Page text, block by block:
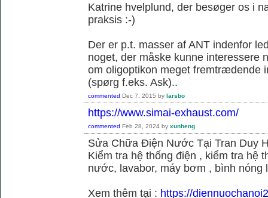
Katrine hvelplund, der besøger os i
praksis :-)
Der er p.t. masser af ANT indenfor
noget, der måske kunne interessere
om oligoptikon meget fremtrædende
(spørg f.eks. Ask)..
commented Dec 7, 2015 by larsbo
https://www.simai-exhaust.com/
commented Feb 28, 2024 by xunheng
Sửa Chữa Điện Nước Tại Tran Duy
Kiểm tra hệ thống điện , kiểm tra hệ
nước, lavabor, máy bơm , bình nóng
Xem thêm tại : https://